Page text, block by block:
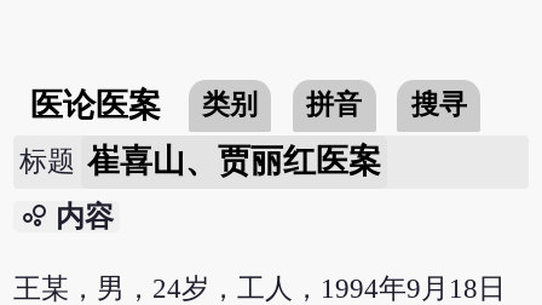
医论医案 类别 拼音
搜寻
标题 崔喜山、贾丽红医案
bubble_chart 内容
王某，男，24岁，工人，1994年9月18日